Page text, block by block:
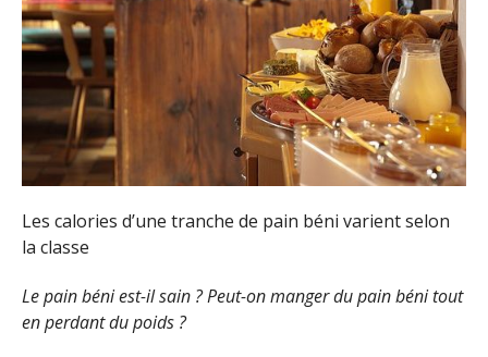
Les calories d’une tranche de pain béni varient selon
la classe
Le pain béni est-il sain ? Peut-on manger du pain béni tout
en perdant du poids ?